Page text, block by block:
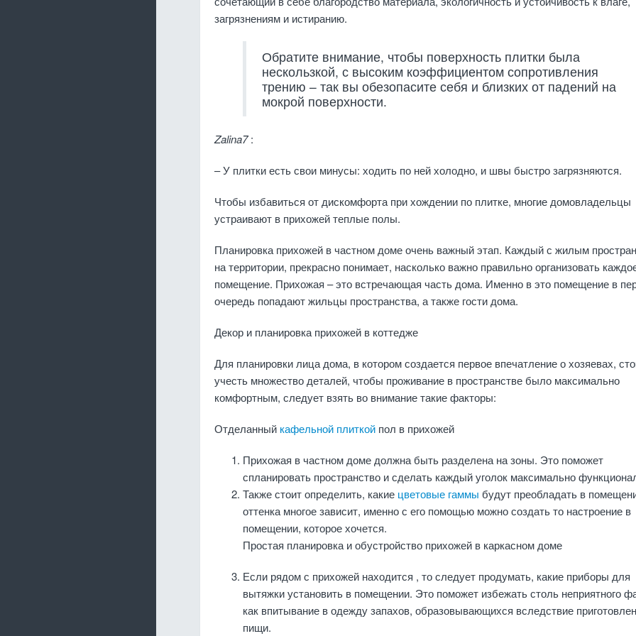
загрязнениям и истиранию.
Обратите внимание, чтобы поверхность плитки была
нескользкой, с высоким коэффициентом сопротивления
трению – так вы обезопасите себя и близких от падений на
мокрой поверхности.
Zalina7:
– У плитки есть свои минусы: ходить по ней холодно, и швы быстро загрязняются.
Чтобы избавиться от дискомфорта при хождении по плитке, многие домовладельцы
устраивают в прихожей теплые полы.
Планировка прихожей в частном доме очень важный этап. Каждый с жилым
на территории, прекрасно понимает, насколько важно правильно организовать
помещение. Прихожая – это встречающая часть дома. Именно в это помещение в
очередь попадают жильцы пространства, а также гости дома.
Декор и планировка прихожей в коттедже
Для планировки лица дома, в котором создается первое впечатление о хозяевах,
учесть множество деталей, чтобы проживание в пространстве было максимально
комфортным, следует взять во внимание такие факторы:
Отделанный кафельной плиткой пол в прихожей
Прихожая в частном доме должна быть разделена на зоны. Это поможет
спланировать пространство и сделать каждый уголок максимально
Также стоит определить, какие цветовые гаммы будут преобладать в
оттенка многое зависит, именно с его помощью можно создать то настроение в
помещении, которое хочется.
Простая планировка и обустройство прихожей в каркасном доме
Если рядом с прихожей находится , то следует продумать, какие приборы для
вытяжки установить в помещении. Это поможет избежать столь неприятного
как впитывание в одежду запахов, образовывающихся вследствие
пищи.